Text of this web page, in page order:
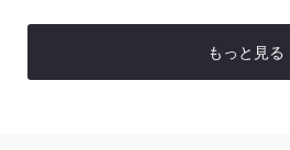
もっと見る